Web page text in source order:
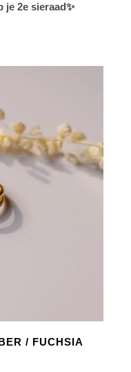
je 2e sieraad✨
/ FUCHSIA